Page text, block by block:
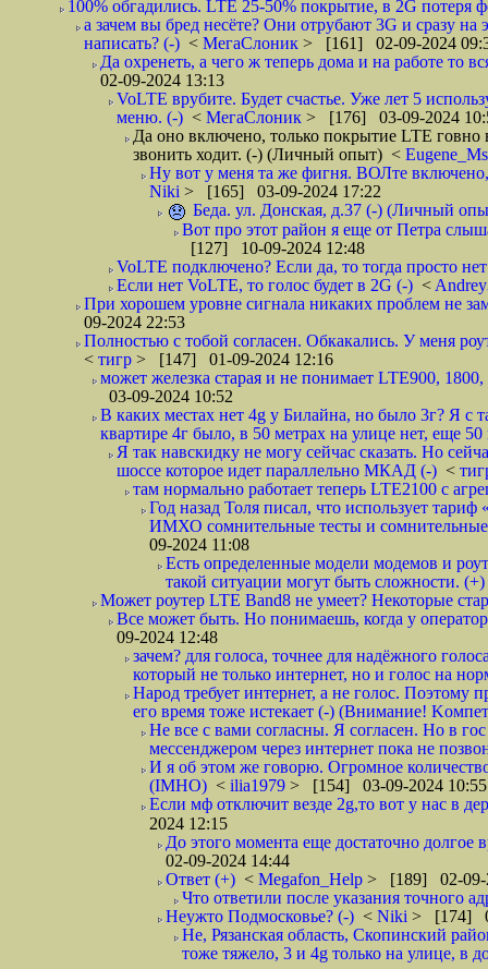
100% обгадились. LTE 25-50% покрытие, в 2G
а зачем вы бред несёте? Они отрубают 3G и сразу
написать? (-) < МегаСлоник > [161] 02-09-2024
Да охренеть, а чего ж теперь дома и на работе то
02-09-2024 13:13
VoLTE врубите. Будет счастье. Уже лет 5
меню. (-) < МегаСлоник > [176] 03-09-2024
Да оно включено, только покрытие LTE говно
звонить ходит. (-) (Личный опыт) <
Ну вот у меня та же фигня. ВОЛте включено,
Niki > [165] 03-09-2024 17:22
Беда. ул. Донская, д.37 (-) (Личный
Вот про этот район я еще от Петра
[127] 10-09-2024 12:48
VoLTE подключено? Если да, то тогда просто
Если нет VoLTE, то голос будет в 2G (-) <
При хорошем уровне сигнала никаких проблем не
09-2024 22:53
Полностью с тобой согласен. Обкакались. У меня
< тигр > [147] 01-09-2024 12:16
может железка старая и не понимает LTE900,
03-09-2024 10:52
В каких местах нет 4g у Билайна, но было 3г? Я с
квартире 4г было, в 50 метрах на улице нет, еще
Я так навскидку не могу сейчас сказать. Но
шоссе которое идет параллельно МКАД (-) <
там нормально работает теперь LTE2100 с
Год назад Толя писал, что использует
ИМХО сомнительные тесты и сомнительные
09-2024 11:08
Есть определенные модели модемов и
такой ситуации могут быть сложности. (+)
Может роутер LTE Band8 не умеет? Некоторые
Все может быть. Но понимаешь, когда у
09-2024 12:48
зачем? для голоса, точнее для надёжного
который не только интернет, но и голос на
Народ требует интернет, а не голос. Поэтому
его время тоже истекает (-) (Внимание!
Не все с вами согласны. Я согласен. Но в
мессенджером через интернет пока не
И я об этом же говорю. Огромное
(IMHO) < ilia1979 > [154] 03-09-2024 10:55
Если мф отключит везде 2g,то вот у нас в
2024 12:15
До этого момента еще достаточно долгое
02-09-2024 14:44
Ответ (+) < Megafon_Help > [189] 02-09-
Что ответили после указания точного
Неужто Подмосковье? (-) < Niki > [174]
Не, Рязанская область, Скопинский
тоже тяжело, 3 и 4g только на улице, в